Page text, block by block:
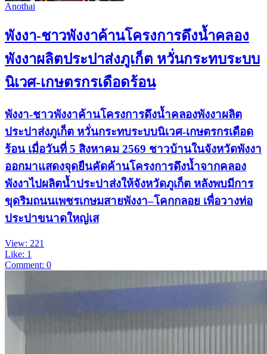
Anothai
พังงา-ชาวพังงาค้านโครงการดึงน้ำคลอง
พังงาผลิตประปาส่งภูเก็ต หวั่นกระทบระบบ
นิเวศ-เกษตรกรเดือดร้อน
พังงา-ชาวพังงาค้านโครงการดึงน้ำคลองพังงาผลิต
ประปาส่งภูเก็ต หวั่นกระทบระบบนิเวศ-เกษตรกรเดือด
ร้อน เมื่อวันที่ 5 สิงหาคม 2569 ชาวบ้านในจังหวัดพังงา
ออกมาแสดงจุดยืนคัดค้านโครงการดึงน้ำจากคลอง
พังงาไปผลิตน้ำประปาส่งให้จังหวัดภูเก็ต หลังพบมีการ
ขุดริมถนนเพชรเกษมสายพังงา–โคกกลอย เพื่อวางท่อ
ประปาขนาดใหญ่เส
View: 221
Like: 1
Comment: 0